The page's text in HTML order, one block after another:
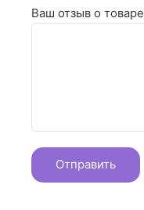
Ваш отзыв о товаре